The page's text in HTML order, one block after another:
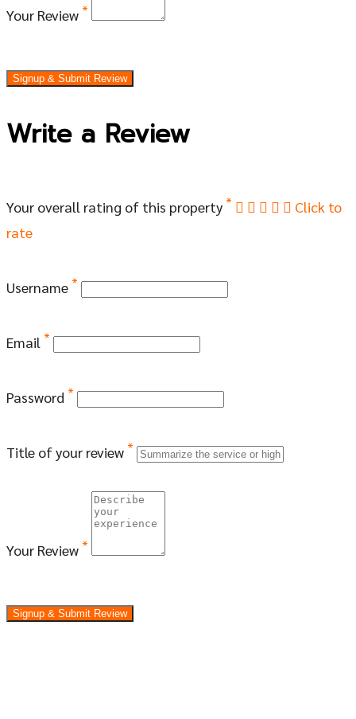
Your Review *
Signup & Submit Review
Write a Review
Your overall rating of this property *
Click to
rate
Username *
Email *
Password *
Title of your review *
Your Review *
Signup & Submit Review